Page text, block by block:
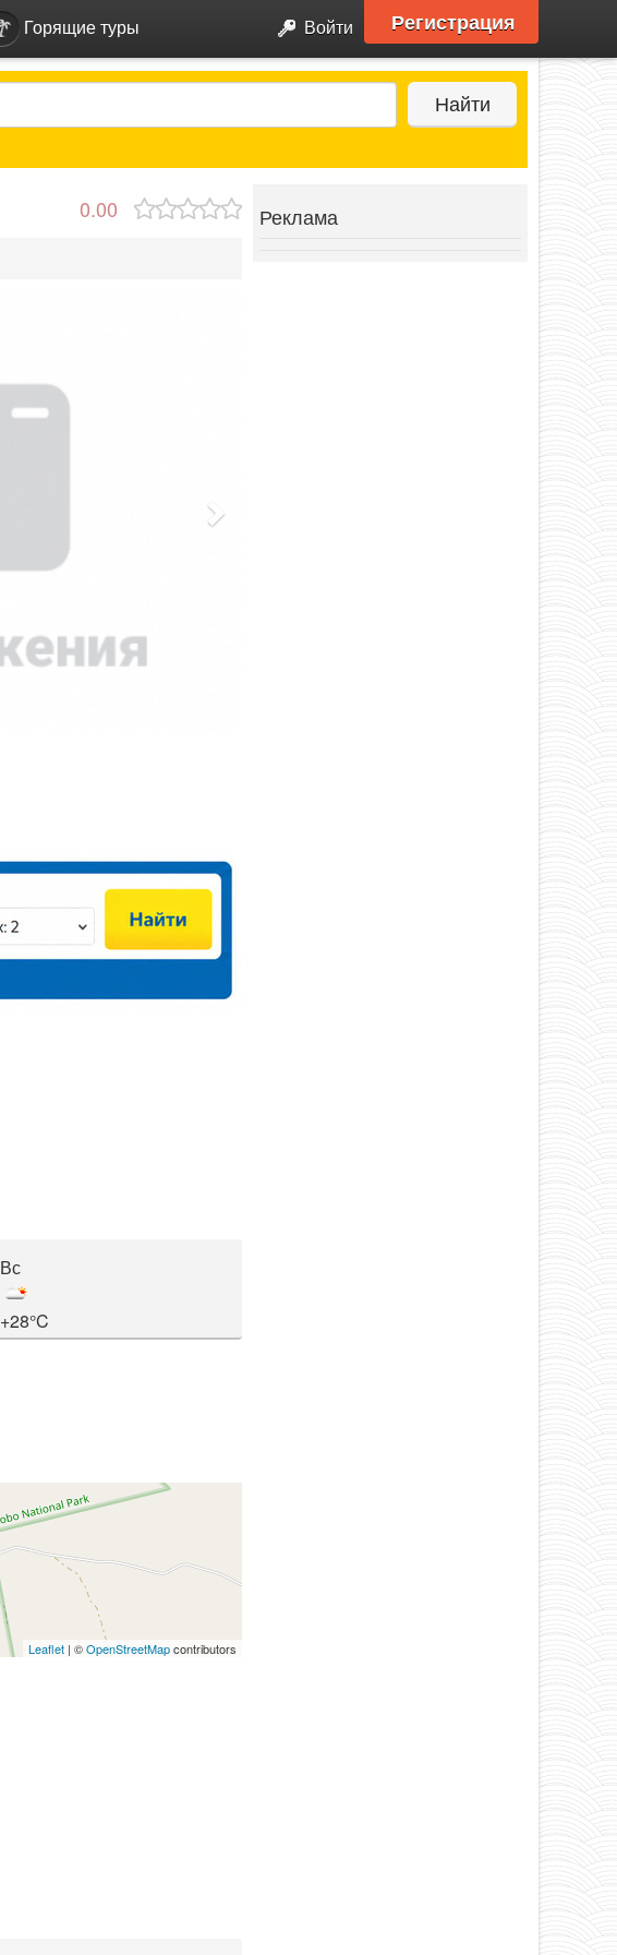
Горящие туры Войти Регистрация
Найти
0.00
Вс
+28°C
Leaflet | ©OpenStreetMapcontributors
Реклама